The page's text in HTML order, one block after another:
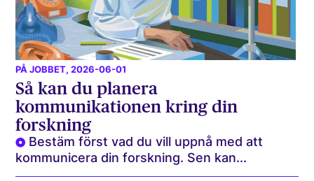
PÅ JOBBET, 2026-06-01
Så kan du planera
kommunikationen kring din
forskning
Bestäm först vad du vill uppnå med att
kommunicera din forskning. Sen kan...